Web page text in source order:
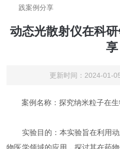
践案例分享
动态光散射仪在科
享
更新时间：2024-
案例名称：探究纳米粒子在生
实验目的：本实验旨在利用动
物医学领域的应用，探讨其在药